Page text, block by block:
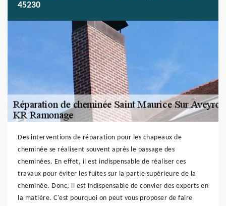
45230
Des interventions de réparation pour les chapeaux de
cheminée se réalisent souvent après le passage des
cheminées. En effet, il est indispensable de réaliser ces
travaux pour éviter les fuites sur la partie supérieure de la
cheminée. Donc, il est indispensable de convier des experts en
la matière. C'est pourquoi on peut vous proposer de faire